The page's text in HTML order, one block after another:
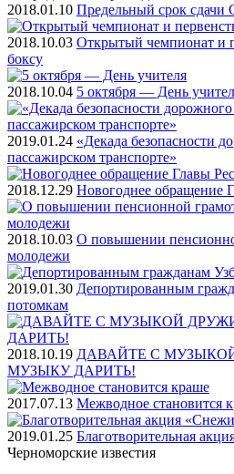
2018.01.10 Предельный срок
2018.10.03 Открытый чемпионат и
боксу
2018.10.04 5 октября — День
2019.01.24 «Декада безопасности
пассажирском транспорте»
2018.12.29 Новогоднее обращение
2018.10.03 О повышении
молодежи
2019.01.30 Депортированным
потомкам
2018.10.19 ДАВАЙТЕ С
МУЗЫКУ ДАРИТЬ!
2017.07.13 Межводное становится
2019.01.25 Благотворительная
Черноморские известия